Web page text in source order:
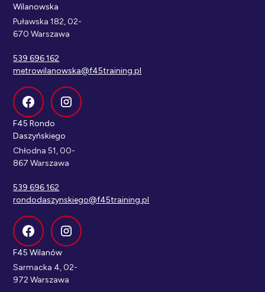
Wilanowska
Puławska 182, 02-
670 Warszawa
539 696 162
metrowilanowska@f45training.pl
F45 Rondo
Daszyńskiego
Chłodna 51, 00-
867 Warszawa
539 696 162
rondodaszynskiego@f45training.pl
F45 Wilanów
Sarmacka 4, 02-
972 Warszawa